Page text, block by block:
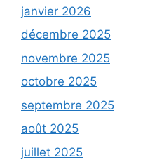
janvier 2026
décembre 2025
novembre 2025
octobre 2025
septembre 2025
août 2025
juillet 2025